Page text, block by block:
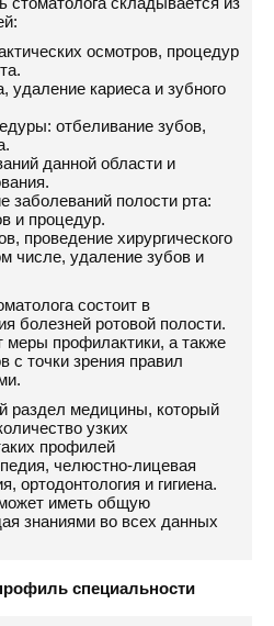
осмотров, процедур
удаление кариеса и зубного
отбеливание зубов,
данной области и
заболеваний полости рта:
и процедур.
проведение хирургического
числе, удаление зубов и
состоит в
болезней ротовой полости.
меры профилактики, а также
с точки зрения правил
раздел медицины, который
узких
профилей
челюстно-лицевая
ортодонтология и гигиена.
иметь общую
знаниями во всех данных
специальности